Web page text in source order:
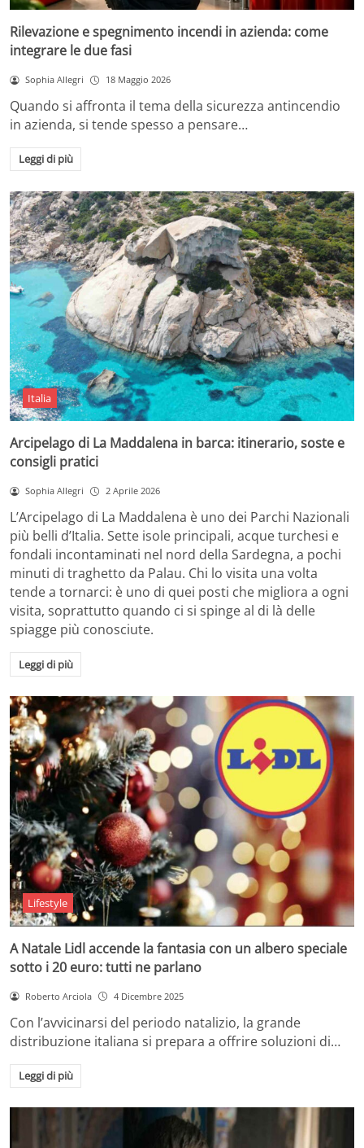
Rilevazione e spegnimento incendi in azienda: come
integrare le due fasi
Sophia Allegri 18 Maggio 2026
Quando si affronta il tema della sicurezza antincendio
in azienda, si tende spesso a pensare…
Leggi di più
Italia
Arcipelago di La Maddalena in barca: itinerario, soste e
consigli pratici
Sophia Allegri 2 Aprile 2026
L’Arcipelago di La Maddalena è uno dei Parchi Nazionali
più belli d’Italia. Sette isole principali, acque turchesi e
fondali incontaminati nel nord della Sardegna, a pochi
minuti di traghetto da Palau. Chi lo visita una volta
tende a tornarci: è uno di quei posti che migliora a ogni
visita, soprattutto quando ci si spinge al di là delle
spiagge più conosciute.
Leggi di più
Lifestyle
A Natale Lidl accende la fantasia con un albero speciale
sotto i 20 euro: tutti ne parlano
Roberto Arciola 4 Dicembre 2025
Con l’avvicinarsi del periodo natalizio, la grande
distribuzione italiana si prepara a offrire soluzioni di…
Leggi di più